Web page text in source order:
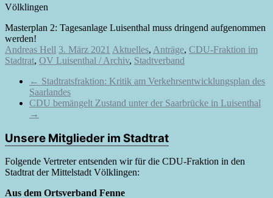
Völklingen
Masterplan 2: Tagesanlage Luisenthal muss dringend aufgenommen
werden!
Andreas Hell 3. März 2021 Aktuelles, Anträge, CDU-Fraktion im
Stadtrat, OV Luisenthal / Archiv, Stadtverband
← Stadtratsfraktion: Kritik am Verkehrsentwicklungsplan des
Saarlandes
CDU bemängelt Zustand unter der Saarbrücke in Luisenthal
→
Unsere Mitglieder im Stadtrat
Folgende Vertreter entsenden wir für die CDU-Fraktion in den
Stadtrat der Mittelstadt Völklingen:
Aus dem Ortsverband Fenne